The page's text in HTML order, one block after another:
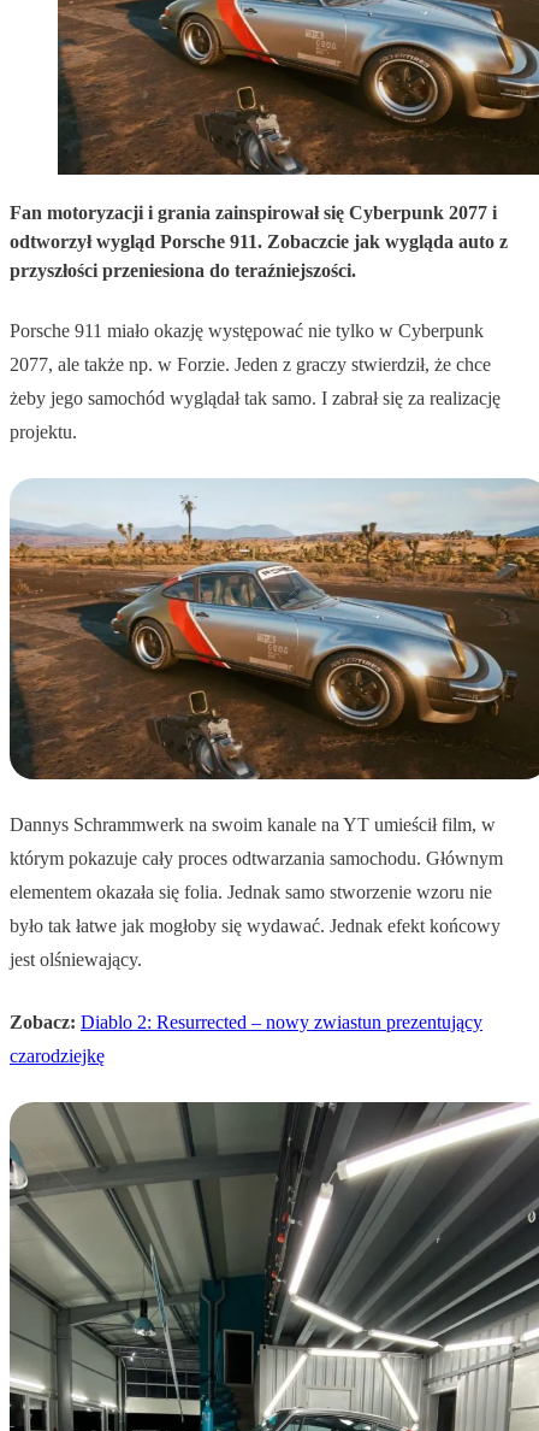
Fan motoryzacji i grania zainspirował się Cyberpunk 2077 i
odtworzył wygląd Porsche 911. Zobaczcie jak wygląda auto z
przyszłości przeniesiona do teraźniejszości.
Porsche 911 miało okazję występować nie tylko w Cyberpunk
2077, ale także np. w Forzie. Jeden z graczy stwierdził, że chce
żeby jego samochód wyglądał tak samo. I zabrał się za realizację
projektu.
Dannys Schrammwerk na swoim kanale na YT umieścił film, w
którym pokazuje cały proces odtwarzania samochodu. Głównym
elementem okazała się folia. Jednak samo stworzenie wzoru nie
było tak łatwe jak mogłoby się wydawać. Jednak efekt końcowy
jest olśniewający.
Zobacz: Diablo 2: Resurrected – nowy zwiastun prezentujący
czarodziejkę